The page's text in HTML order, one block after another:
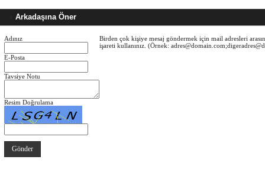
Arkadaşına Öner
Adınız
E-Posta
Tavsiye Notu
Resim Doğrulama
Birden çok kişiye mesaj göndermek için mail adresleri
işareti kullanınız. (Örnek: